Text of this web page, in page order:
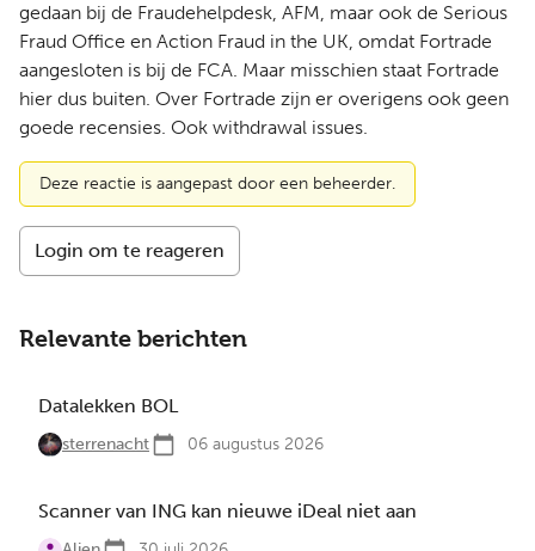
gedaan bij de Fraudehelpdesk, AFM, maar ook de Serious
Fraud Office en Action Fraud in the UK, omdat Fortrade
aangesloten is bij de FCA. Maar misschien staat Fortrade
hier dus buiten. Over Fortrade zijn er overigens ook geen
goede recensies. Ook withdrawal issues.
Deze reactie is aangepast door een beheerder.
Login om te reageren
Relevante berichten
Datalekken BOL
sterrenacht 06 augustus 2026
Scanner van ING kan nieuwe iDeal niet aan